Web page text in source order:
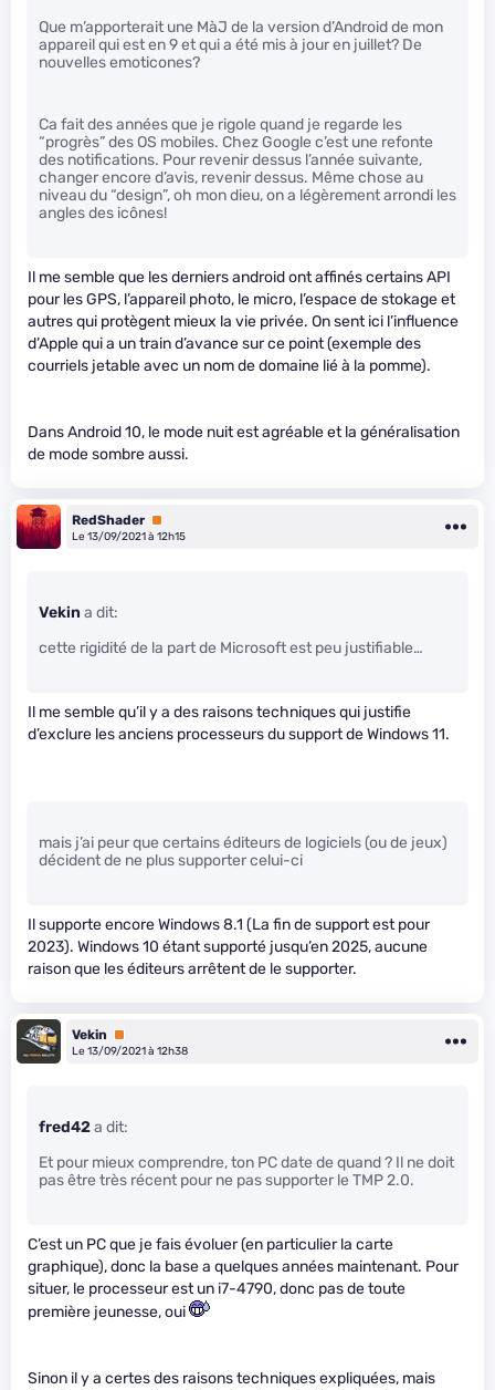
Que m’apporterait une MàJ de la version d’Android de mon
appareil qui est en 9 et qui a été mis à jour en juillet? De
nouvelles emoticones?
Ca fait des années que je rigole quand je regarde les
“progrès” des OS mobiles. Chez Google c’est une refonte
des notifications. Pour revenir dessus l’année suivante,
changer encore d’avis, revenir dessus. Même chose au
niveau du “design”, oh mon dieu, on a légèrement arrondi les
angles des icônes!
Il me semble que les derniers android ont affinés certains API
pour les GPS, l’appareil photo, le micro, l’espace de stokage et
autres qui protègent mieux la vie privée. On sent ici l’influence
d’Apple qui a un train d’avance sur ce point (exemple des
courriels jetable avec un nom de domaine lié à la pomme).
Dans Android 10, le mode nuit est agréable et la généralisation
de mode sombre aussi.
RedShader Premium
Le 13/09/2021 à 12h15
Vekin a dit:
cette rigidité de la part de Microsoft est peu justifiable…
Il me semble qu’il y a des raisons techniques qui justifie
d’exclure les anciens processeurs du support de Windows 11.
mais j’ai peur que certains éditeurs de logiciels (ou de jeux)
décident de ne plus supporter celui-ci
Il supporte encore Windows 8.1 (La fin de support est pour
2023). Windows 10 étant supporté jusqu’en 2025, aucune
raison que les éditeurs arrêtent de le supporter.
Vekin
Premium
Le 13/09/2021 à 12h38
fred42a dit:
Et pour mieux comprendre, ton PC date de quand ? Il ne doit
pas être très récent pour ne pas supporter le TMP 2.0.
C’est un PC que je fais évoluer (en particulier la carte
graphique), donc la base a quelques années maintenant. Pour
situer, le processeur est un i7-4790, donc pas de toute
première jeunesse, oui
Sinon il y a certes des raisons techniques expliquées, mais